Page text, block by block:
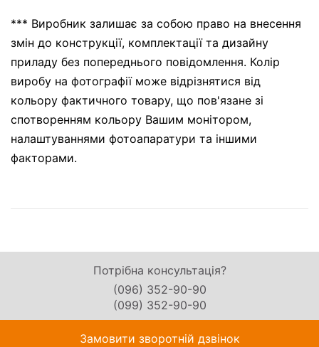
*** Виробник залишає за собою право на внесення
змін до конструкції, комплектації та дизайну
приладу без попереднього повідомлення. Колір
виробу на фотографії може відрізнятися від
кольору фактичного товару, що пов'язане зі
спотворенням кольору Вашим монітором,
налаштуваннями фотоапаратури та іншими
факторами.
Потрібна консультація?
(096) 352-90-90
(099) 352-90-90
Замовити зворотній дзвінок